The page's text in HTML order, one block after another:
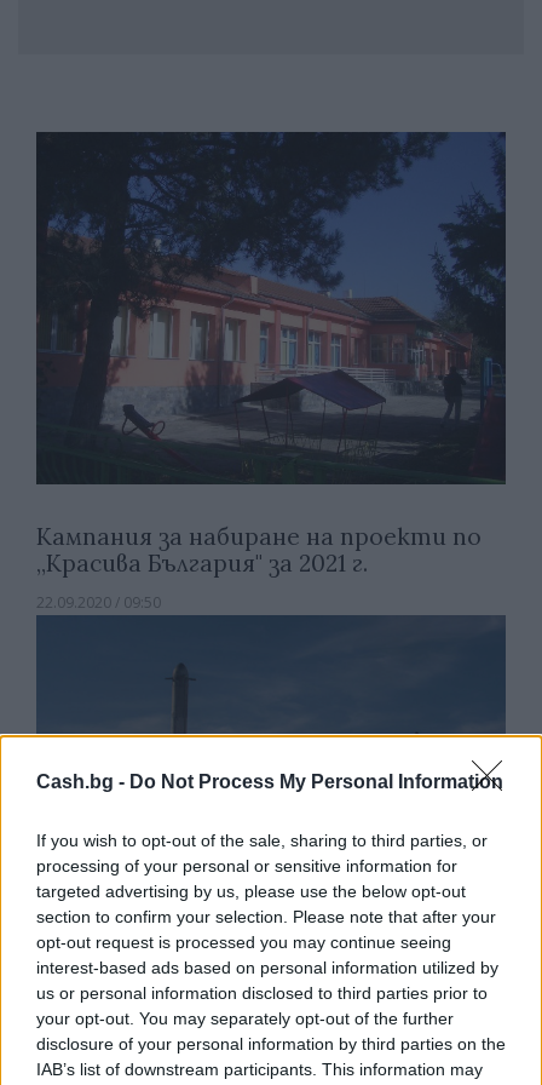
Cash.bg - Do Not Process My Personal Information
If you wish to opt-out of the sale, sharing to third parties, or
processing of your personal or sensitive information for
targeted advertising by us, please use the below opt-out
section to confirm your selection. Please note that after your
opt-out request is processed you may continue seeing
interest-based ads based on personal information utilized by
us or personal information disclosed to third parties prior to
your opt-out. You may separately opt-out of the further
disclosure of your personal information by third parties on the
IAB’s list of downstream participants. This information may
Кампания за набиране на проекти по
„Красива България" за 2021 г.
22.09.2020 / 09:50
Мъск спечели битката срещу Джеф
Безос за Военновъздушните сили на
САЩ